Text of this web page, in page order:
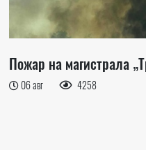
Пожар на магистрала
06 авг 4258